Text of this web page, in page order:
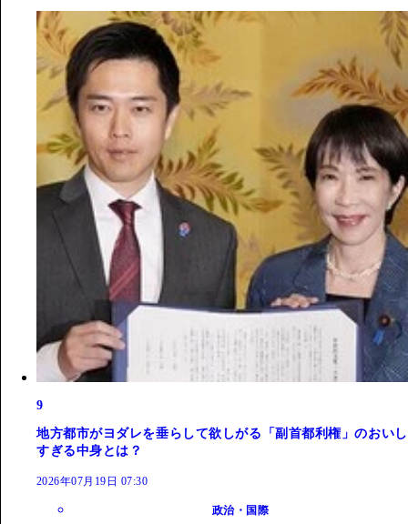
9
地方都市がヨダレを垂らして欲しがる「副首都利権」のおいし
すぎる中身とは？
2026年07月19日 07:30
政治・国際